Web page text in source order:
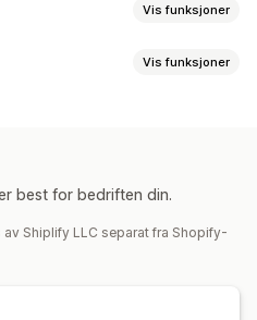
Vis funksjoner
Vis funksjoner
Ruteoptimalisering
best for bedriften din.
Shiplify LLC separat fra Shopify-